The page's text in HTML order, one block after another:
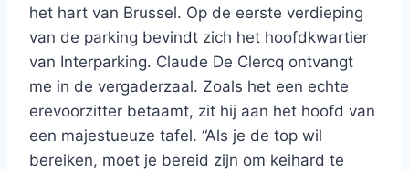
het hart van Brussel. Op de eerste verdieping
van de parking bevindt zich het hoofdkwartier
van Interparking. Claude De Clercq ontvangt
me in de vergaderzaal. Zoals het een echte
erevoorzitter betaamt, zit hij aan het hoofd van
een majestueuze tafel. “Als je de top wil
bereiken, moet je bereid zijn om keihard te